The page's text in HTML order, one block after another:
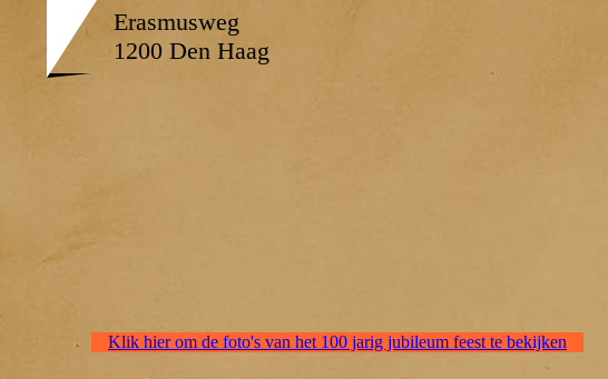
Erasmusweg
1200 Den Haag
Klik hier om de foto's van het 100 jarig jubileum feest te bekijken